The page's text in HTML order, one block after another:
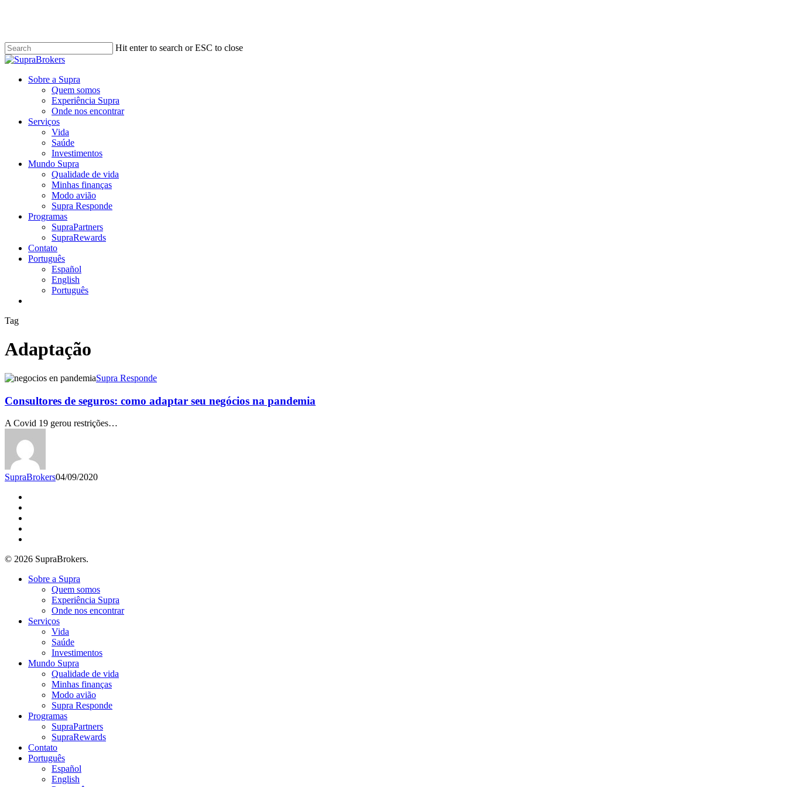
content
Hit enter to search or ESC to close
Close
Menu
Sobre a Supra
Quem somos
Experiência Supra
Onde nos encontrar
Serviços
Vida
Saúde
Investimentos
Mundo Supra
Qualidade de vida
Minhas finanças
Modo avião
Supra Responde
Programas
SupraPartners
SupraRewards
Contato
Português
Español
English
Português
Tag
Adaptação
Consultores
seguros:
como
adaptar
seu
negócios
pandemia
Supra Responde
Consultores de seguros: como adaptar seu negócios na pandemia
A Covid 19 gerou restrições…
SupraBrokers04/09/2020
© 2026 SupraBrokers.
Close
Sobre a Supra
Quem somos
Experiência Supra
Onde nos encontrar
Serviços
Vida
Saúde
Investimentos
Mundo Supra
Qualidade de vida
Minhas finanças
Modo avião
Supra Responde
Programas
SupraPartners
SupraRewards
Contato
Português
Español
English